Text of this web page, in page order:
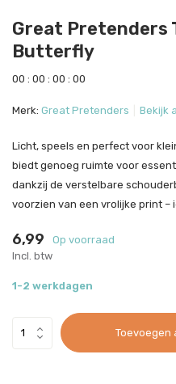
Great Pretenders
Butterfly
00 : 00 : 00 : 00
Merk: Great Pretenders Bekijk
Licht, speels en perfect voor
biedt genoeg ruimte voor
dankzij de verstelbare
voorzien van een vrolijke print –
6,99
Op voorraad
Incl. btw
1-2 werkdagen
Toevoegen